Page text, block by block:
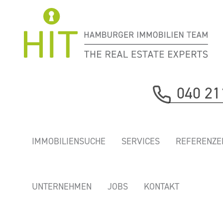
040
IMMOBILIENSUCHE SERVICES
UNTERNEHMEN JOBS KONTAKT
„HANSE 10TER
BÜROHAUSNEUBAU